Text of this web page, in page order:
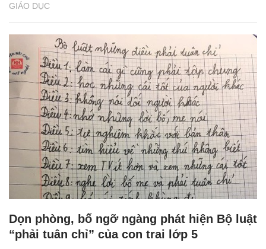
GIÁO DỤC
Dọn phòng, bố ngỡ ngàng phát hiện Bộ luật
“phải tuân chỉ” của con trai lớp 5